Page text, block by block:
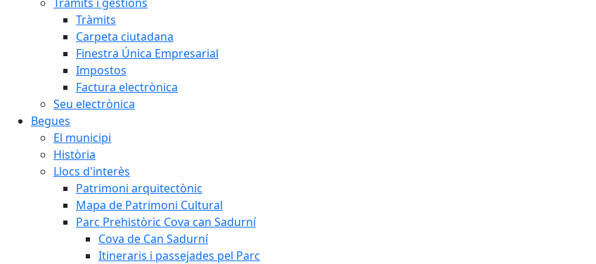
Tràmits
Carpeta ciutadana
Finestra Única Empresarial
Impostos
Factura electrònica
Seu electrònica
Begues
El municipi
Història
Llocs d'interès
Patrimoni arquitectònic
Mapa de Patrimoni Cultural
Parc Prehistòric Cova can Sadurní
Cova de Can Sadurní
Itineraris i passejades pel Parc